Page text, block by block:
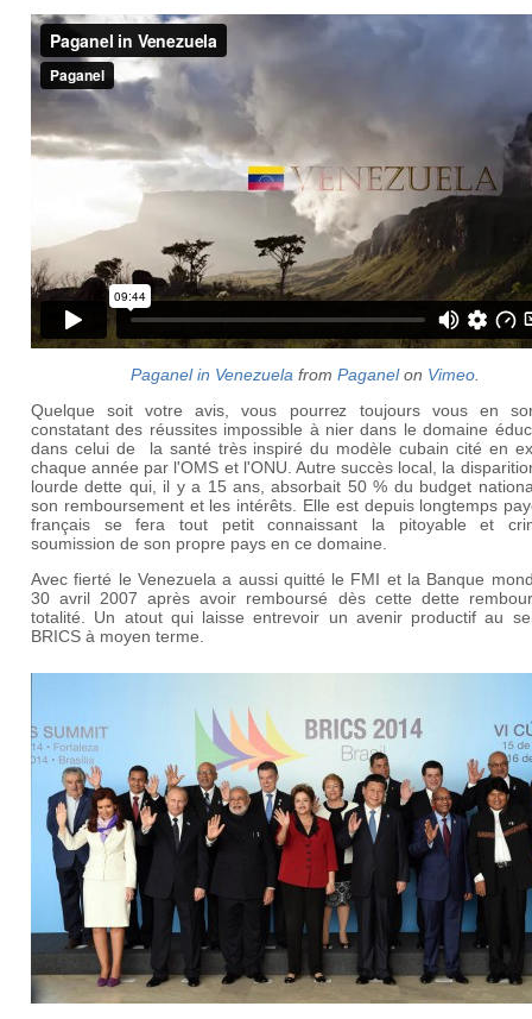
Paganel in Venezuela from Paganelon Vimeo
Quelque soit votre avis, vous pourrez toujours vous en
constatant des réussites impossible à nier dans le domaine
dans celui de la santé très inspiré du modèle cubain cité en
chaque année par l'OMS et l'ONU. Autre succès local, la
lourde dette qui, il y a 15 ans, absorbait 50 % du budget
son remboursement et les intérêts. Elle est depuis longtemps
français se fera tout petit connaissant la pitoyable et
soumission de son propre pays en ce domaine.
Avec fierté le Venezuela a aussi quitté le FMI et la Banque
30 avril 2007 après avoir remboursé dès cette dette
totalité. Un atout qui laisse entrevoir un avenir productif au
BRICS à moyen terme.